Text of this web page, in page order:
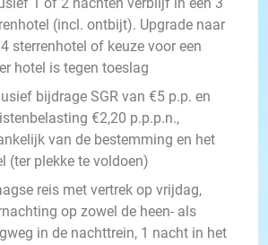
(incl. ontbijt). Upgrade naar
sterrenhotel of keuze voor een
hotel is tegen toeslag
bijdrage SGR van €5 p.p. en
€2,20 p.p.p.n.,
van de bestemming en het
(ter plekke te voldoen)
reis met vertrek op vrijdag,
op zowel de heen- als
in de nachttrein, 1 nacht in het